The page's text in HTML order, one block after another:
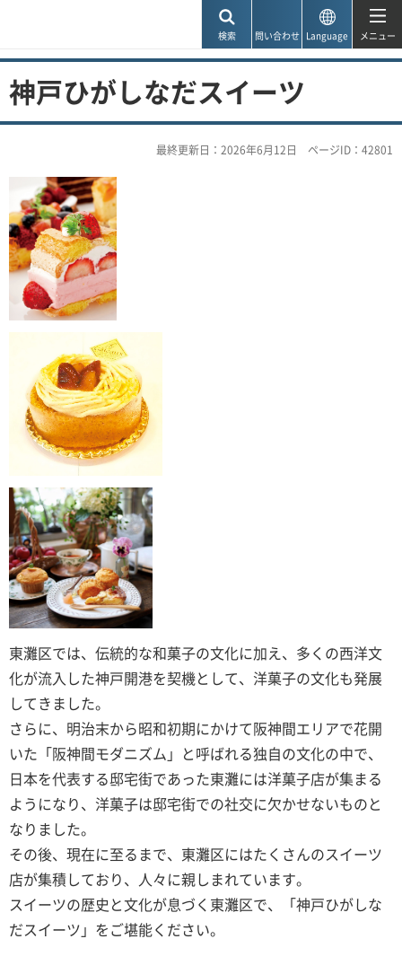
検索 問い合わせ Language メニュー
神戸ひがしなだスイーツ
最終更新日：2026年6月12日 ページID：42801
東灘区では、伝統的な和菓子の文化に加え、多くの西洋文
化が流入した神戸開港を契機として、洋菓子の文化も発展
してきました。
さらに、明治末から昭和初期にかけて阪神間エリアで花開
いた「阪神間モダニズム」と呼ばれる独自の文化の中で、
日本を代表する邸宅街であった東灘には洋菓子店が集まる
ようになり、洋菓子は邸宅街での社交に欠かせないものと
なりました。
その後、現在に至るまで、東灘区にはたくさんのスイーツ
店が集積しており、人々に親しまれています。
スイーツの歴史と文化が息づく東灘区で、「神戸ひがしな
だスイーツ」をご堪能ください。